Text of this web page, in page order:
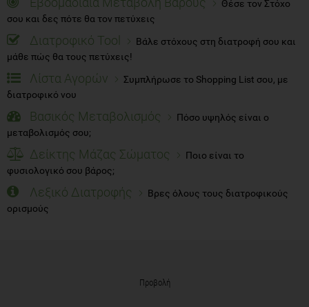
Θέσε τον Στόχο
σου και δες πότε θα τον πετύχεις
Διατροφικό Tool
Βάλε στόχους στη διατροφή σου και
μάθε πώς θα τους πετύχεις!
Λίστα Αγορών
Συμπλήρωσε το Shopping List σου, με
διατροφικό νου
Βασικός Μεταβολισμός
Πόσο υψηλός είναι ο
μεταβολισμός σου;
Δείκτης Μάζας Σώματος
Ποιο είναι το
φυσιολογικό σου βάρος;
Λεξικό Διατροφής
Βρες όλους τους διατροφικούς
ορισμούς
Προβολή